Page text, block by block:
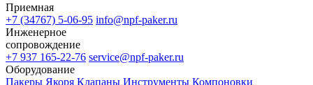
Приемная
+7 (34767) 5-06-95 info@npf-paker.ru
Инженерное
сопровождение
+7 937 165-22-76 service@npf-paker.ru
Оборудование
Пакеры Якоря Клапаны Инструменты Компоновки